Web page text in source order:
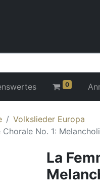
0
Volkslieder Europa
Chorale No. 1:
La